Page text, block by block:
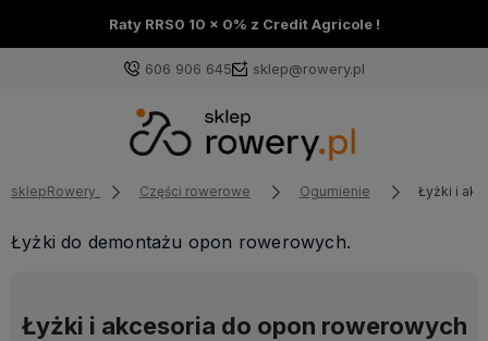
Raty RRS0 10 x 0% z Credit Agricole !
606 906 645 sklep@rowery.pl
sklepRowery Części rowerowe Ogumienie Łyżki i
Łyżki do demontażu opon rowerowych.
Łyżki i akcesoria do opon rowerowych